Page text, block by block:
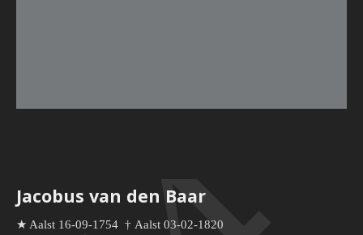
Jacobus van den Baar
★ Aalst 16-09-1754 † Aalst 03-02-1820